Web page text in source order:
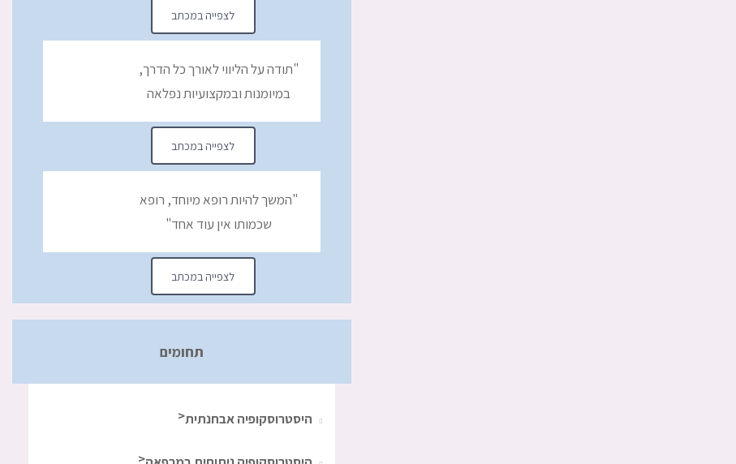
לצפייה במכתב
"תודה על הליווי לאורך כל הדרך,
במיומנות ובמקצועיות נפלאה
לצפייה במכתב
"המשך להיות רופא מיוחד, רופא
שכמותו אין עוד אחד"
לצפייה במכתב
תחומים
היסטרוסקופיה אבחנתית